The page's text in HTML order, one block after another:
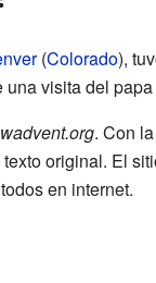
(Colorado),
una visita del papa
. Con
original. El
en internet.